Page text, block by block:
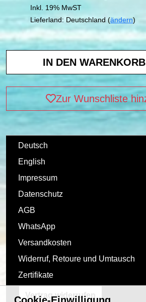
Inkl. 19% MwST
Lieferland: Deutschland (ändern)
Zur Wunschliste
Deutsch
English
Impressum
Datenschutz
AGB
WhatsApp
Versandkosten
Widerruf, Retoure und Umtausch
Zertifikate
Vertrag widerrufen